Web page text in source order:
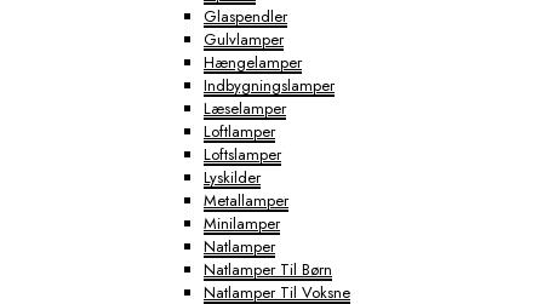
Glaspendler
Gulvlamper
Hængelamper
Indbygningslamper
Læselamper
Loftlamper
Loftslamper
Lyskilder
Metallamper
Minilamper
Natlamper
Natlamper Til Børn
Natlamper Til Voksne